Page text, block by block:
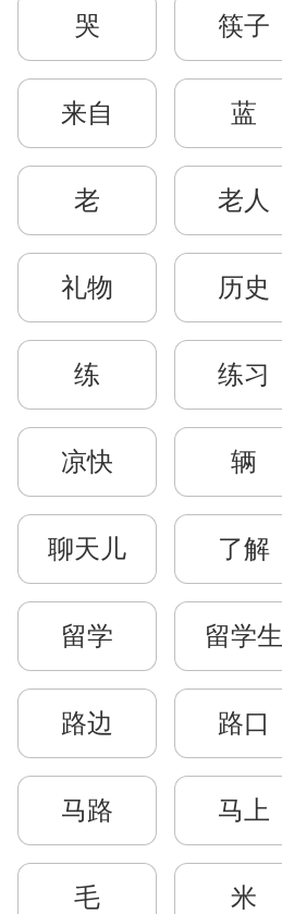
哭 筷子
来自 蓝
老 老人
礼物 历史
练 练习
凉快 辆
聊天儿 了解
留学 留学生
路边 路口
马路 马上
毛 米